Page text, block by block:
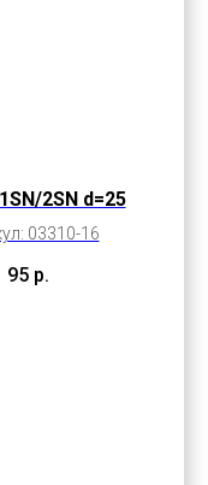
2SN d=25
03310-16
95 р.